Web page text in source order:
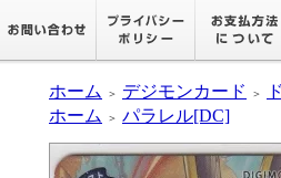
ホーム ＞ デジモンカード ＞
ホーム
＞ パラレル[DC]